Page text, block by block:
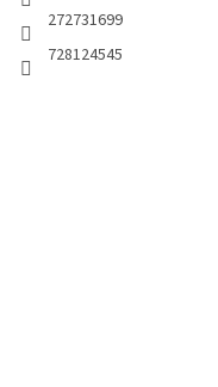
272731699
728124545